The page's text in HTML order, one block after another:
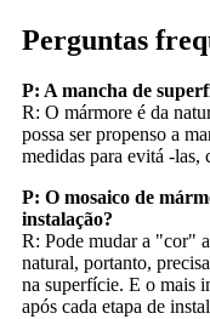
Perguntas
P: A mancha de
R: O mármore é da
possa ser propenso a
medidas para evitá -las,
P: O mosaico de
instalação?
R: Pode mudar a "cor"
natural, portanto,
na superfície. E o mais
após cada etapa de